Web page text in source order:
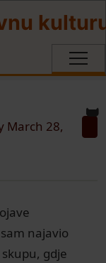
etc.
March 28,
najavio
gdje